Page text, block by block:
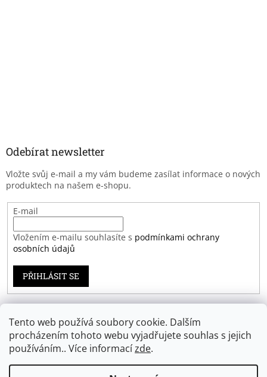
Tento web používá soubory cookie. Dalším
procházením tohoto webu vyjadřujete souhlas s jejich
používáním.. Více informacízde.
Odebírat newsletter
Vložte svůj e-mail a my vám budeme zasílat informace o nových
produktech na našem e-shopu.
E-mail
Vložením e-mailu souhlasíte s podmínkami ochrany
osobních údajů
PŘIHLÁSIT SE
Záruka spokojenosti